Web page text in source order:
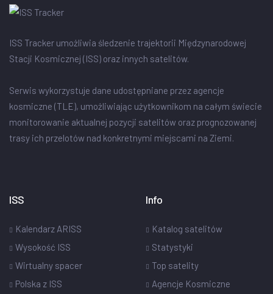
ISS Tracker umożliwia śledzenie trajektorii Międzynarodowej
Stacji Kosmicznej (ISS) oraz innych satelitów.
Serwis wykorzystuje dane udostępniane przez agencje
kosmiczne (TLE), umożliwiając użytkownikom na całym świecie
monitorowanie aktualnej pozycji satelitów oraz prognozowanej
trasy ich przelotów nad konkretnymi miejscami na Ziemi.
ISS
Kalendarz ARISS
Wysokość ISS
Wirtualny spacer
Polska z ISS
Info
Katalog satelitów
Statystyki
Top satelity
Agencje Kosmiczne